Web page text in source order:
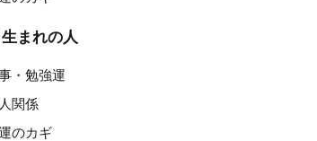
まれの人
・勉強運
関係
のカギ